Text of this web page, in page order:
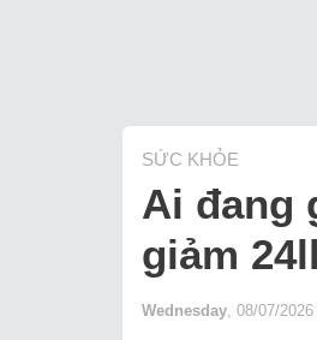
SỨC KHỎE
Ai đang
giảm
Wednesday , 08/07/